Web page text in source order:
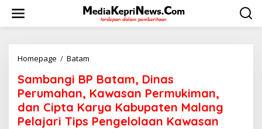
w
Homepage / Batam
m
b
a
n
g
Sambangi BP Batam, Dinas
Perumahan, Kawasan Permukiman,
dan Cipta Karya Kabupaten Malang
Pelajari Tips Pengelolaan Kawasan